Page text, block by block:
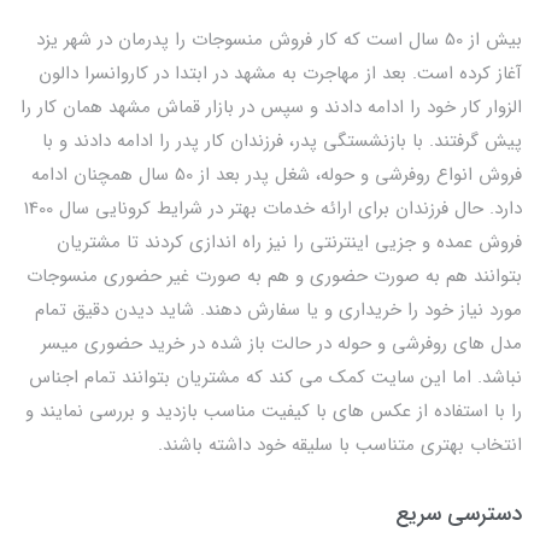
بیش از 50 سال است که کار فروش منسوجات را پدرمان در شهر یزد
آغاز کرده است. بعد از مهاجرت به مشهد در ابتدا در کاروانسرا دالون
الزوار کار خود را ادامه دادند و سپس در بازار قماش مشهد همان کار را
پیش گرفتند. با بازنشستگی پدر، فرزندان کار پدر را ادامه دادند و با
فروش انواع روفرشی و حوله، شغل پدر بعد از 50 سال همچنان ادامه
دارد. حال فرزندان برای ارائه خدمات بهتر در شرایط کرونایی سال 1400
فروش عمده و جزیی اینترنتی را نیز راه اندازی کردند تا مشتریان
بتوانند هم به صورت حضوری و هم به صورت غیر حضوری منسوجات
مورد نیاز خود را خریداری و یا سفارش دهند. شاید دیدن دقیق تمام
مدل های روفرشی و حوله در حالت باز شده در خرید حضوری میسر
نباشد. اما این سایت کمک می کند که مشتریان بتوانند تمام اجناس
را با استفاده از عکس های با کیفیت مناسب بازدید و بررسی نمایند و
انتخاب بهتری متناسب با سلیقه خود داشته باشند.
دسترسی سریع